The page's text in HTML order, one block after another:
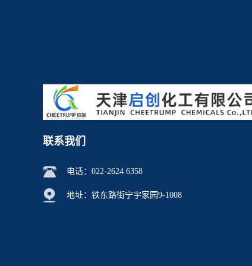
2026-03-05
防闪锈剂R-760F批发零售
2026-02-28
如何判断锈层是否适合
联系我们
电话： 022-2624 6358
地址：铁东路街宁宇家园9-1008